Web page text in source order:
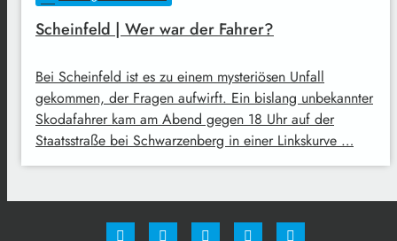
Scheinfeld | Wer war der Fahrer?
Bei Scheinfeld ist es zu einem mysteriösen Unfall
gekommen, der Fragen aufwirft. Ein bislang unbekannter
Skodafahrer kam am Abend gegen 18 Uhr auf der
Staatsstraße bei Schwarzenberg in einer Linkskurve …